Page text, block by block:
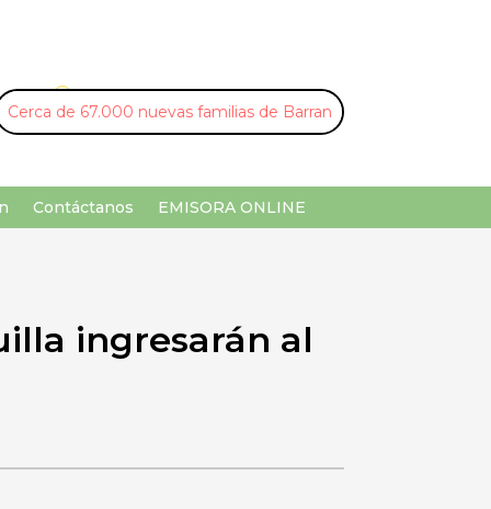
U ¡Buscar por palabra clave!
Contáctanos EMISORA ONLINE
ingresarán al